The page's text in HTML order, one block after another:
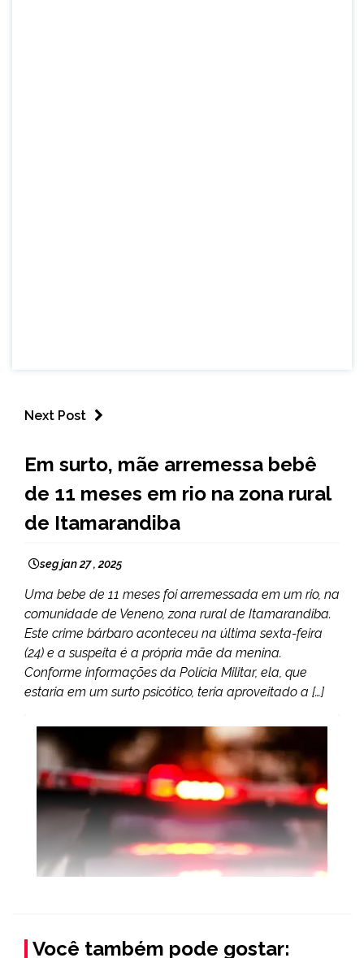
Next Post
GERAIS
NOTÍCIAS
Em surto, mãe arremessa bebê
de 11 meses em rio na zona rural
de Itamarandiba
seg jan 27 , 2025
Uma bebe de 11 meses foi arremessada em um rio, na
comunidade de Veneno, zona rural de Itamarandiba.
Este crime bárbaro aconteceu na última sexta-feira
(24) e a suspeita é a própria mãe da menina.
Conforme informações da Polícia Militar, ela, que
estaria em um surto psicótico, teria aproveitado a […]
Você também pode gostar: